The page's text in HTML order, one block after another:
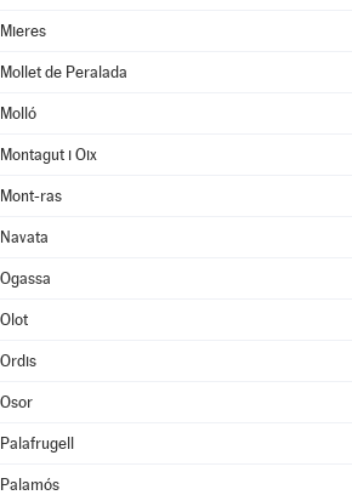
Mieres
Mollet de Peralada
Molló
Montagut i Oix
Mont-ras
Navata
Ogassa
Olot
Ordis
Osor
Palafrugell
Palamós